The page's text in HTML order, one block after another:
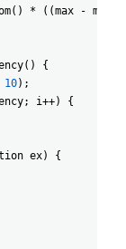
( ) * ( (max - min
( )
{
10) ;
; i++)
{
ex)
{